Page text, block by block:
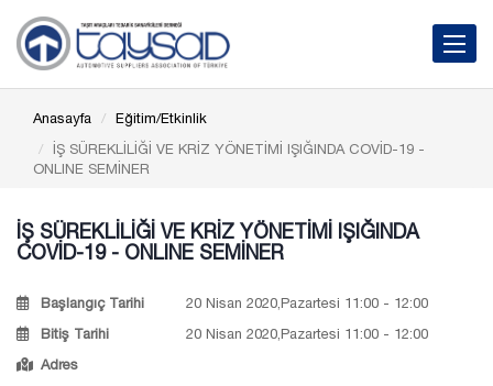
Toggle
Anasayfa
Eğitim/Etkinlik
İŞ SÜREKLİLİĞİ VE KRİZ YÖNETİMİ IŞIĞINDA COVİD-19 -
ONLINE SEMİNER
İŞ SÜREKLİLİĞİ VE KRİZ YÖNETİMİ IŞIĞINDA
COVİD-19 - ONLINE SEMİNER
Başlangıç Tarihi
20 Nisan 2020,Pazartesi 11:00 - 12:00
Bitiş Tarihi
20 Nisan 2020,Pazartesi 11:00 - 12:00
Adres